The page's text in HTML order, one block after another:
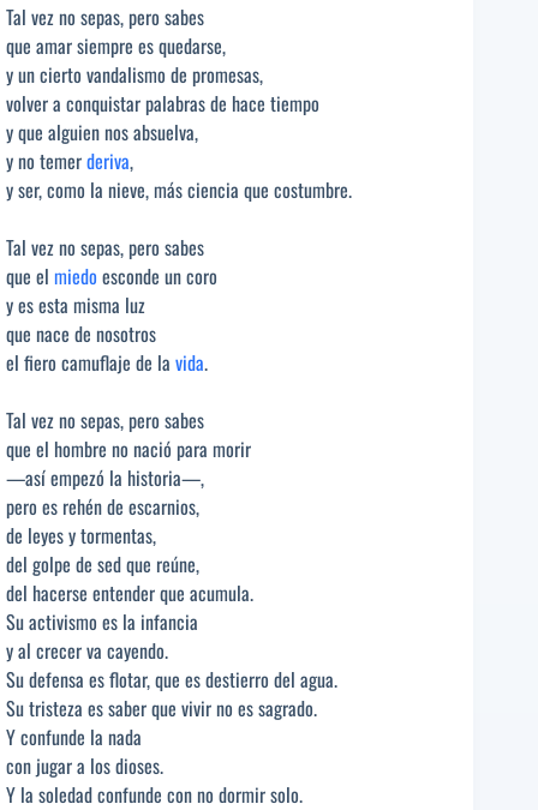
Tal vez no sepas, pero sabes
que amar siempre es quedarse,
y un cierto vandalismo de promesas,
volver a conquistar palabras de hace tiempo
y que alguien nos absuelva,
y no temerderiva,
y ser, como la nieve, más ciencia que costumbre.
Tal vez no sepas, pero sabes
que el miedo esconde un coro
y es esta misma luz
que nace de nosotros
el fiero camuflaje de la vida.
Tal vez no sepas, pero sabes
que el hombre no nació para morir
—así empezó la historia—,
pero es rehén de escarnios,
de leyes y tormentas,
del golpe de sed que reúne,
del hacerse entender que acumula.
Su activismo es la infancia
y al crecer va cayendo.
Su defensa es flotar, que es destierro del agua.
Su tristeza es saber que vivir no es sagrado.
Y confunde la nada
con jugar a los dioses.
Y la soledad confunde con no dormir solo.